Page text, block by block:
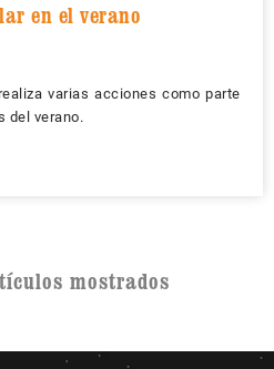
en el verano
varias acciones como parte
del verano.
mostrados